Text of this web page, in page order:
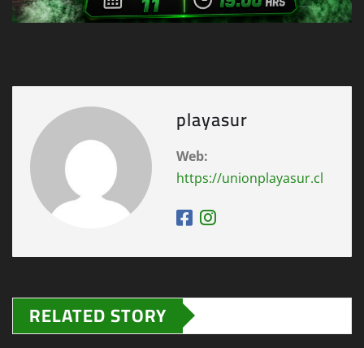
playasur
Web:
https://unionplayasur.cl
RELATED STORY